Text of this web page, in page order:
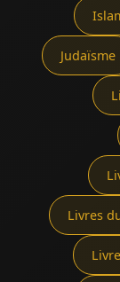
Judaïsme
Livres